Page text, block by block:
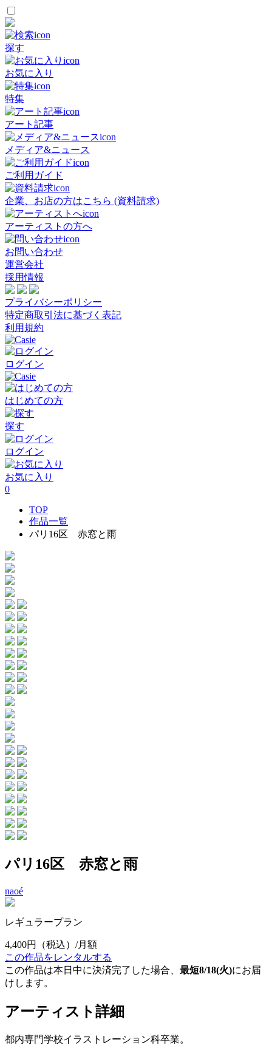
探す
お気に入り
特集
アート記事
メディア&ニュース
ご利用ガイド
企業、お店の方はこちら (資料請求)
アーティストの方へ
お問い合わせ
運営会社
採用情報
プライバシーポリシー
特定商取引法に基づく表記
利用規約
ログイン
はじめての方
探す
ログイン
お気に入り
0
TOP
作品一覧
パリ16区 赤窓と雨
パリ16区 赤窓と雨
naoé
レギュラープラン
4,400円
（税込）/月額
この作品をレンタルする
この作品は本日中に決済完了した場合、 最短8/18(火)にお届
けします。
アーティスト詳細
都内専門学校イラストレーション科卒業。